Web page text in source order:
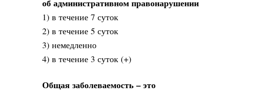
об административном правонарушении
1) в течение 7 суток
2) в течение 5 суток
3) немедленно
4) в течение 3 суток (+)
Общая заболеваемость – это